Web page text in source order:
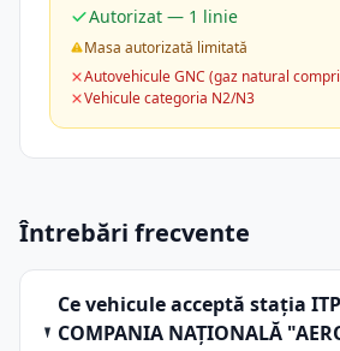
Autorizat — 1 linie
Masa autorizată limitată
Autovehicule GNC (gaz natural
Vehicule categoria N2/N3
Întrebări frecvente
Ce vehicule acceptă stația ITP
COMPANIA NAŢIONALĂ